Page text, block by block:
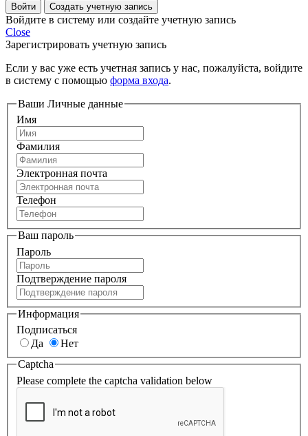
Войти Создать учетную запись
Войдите в систему или создайте учетную запись
Close
Зарегистрировать учетную запись
Если у вас уже есть учетная запись у нас, пожалуйста, войдите
в систему с помощью форма входа.
Ваши Личные данные
Имя
Фамилия
Электронная почта
Телефон
Ваш пароль
Пароль
Подтверждение пароля
Информация
Подписаться
Да
Нет
Captcha
Please complete the captcha validation below